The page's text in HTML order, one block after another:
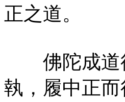
正之道。
佛陀成道後
執，履中正